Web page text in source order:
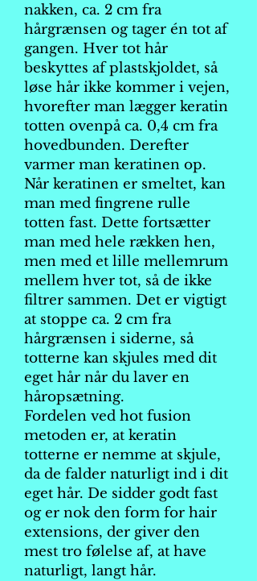
nakken, ca. 2 cm fra
hårgrænsen og tager én tot af
gangen. Hver tot hår
beskyttes af plastskjoldet, så
løse hår ikke kommer i vejen,
hvorefter man lægger keratin
totten ovenpå ca. 0,4 cm fra
hovedbunden. Derefter
varmer man keratinen op.
Når keratinen er smeltet, kan
man med fingrene rulle
totten fast. Dette fortsætter
man med hele rækken hen,
men med et lille mellemrum
mellem hver tot, så de ikke
filtrer sammen. Det er vigtigt
at stoppe ca. 2 cm fra
hårgrænsen i siderne, så
totterne kan skjules med dit
eget hår når du laver en
håropsætning.
Fordelen ved hot fusion
metoden er, at keratin
totterne er nemme at skjule,
da de falder naturligt ind i dit
eget hår. De sidder godt fast
og er nok den form for hair
extensions, der giver den
mest tro følelse af, at have
naturligt, langt hår.